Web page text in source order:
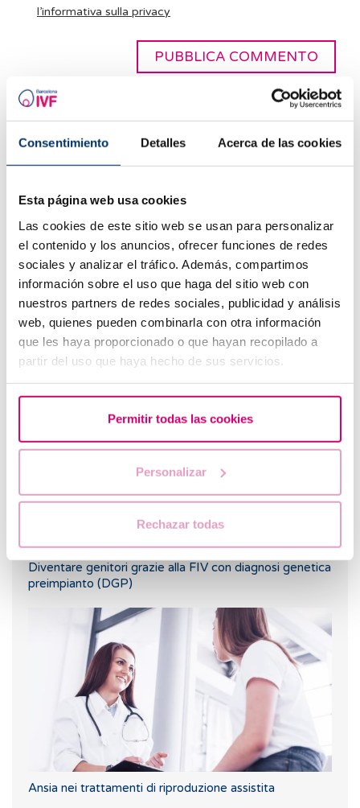
Consentimiento Detalles Acerca de las cookies
Esta página web usa cookies
Las cookies de este sitio web se usan para personalizar
el contenido y los anuncios, ofrecer funciones de redes
sociales y analizar el tráfico. Además, compartimos
información sobre el uso que haga del sitio web con
nuestros partners de redes sociales, publicidad y análisis
web, quienes pueden combinarla con otra información
que les haya proporcionado o que hayan recopilado a
partir del uso que haya hecho de sus servicios.
Permitir todas las cookies
Personalizar
Rechazar todas
l’informativa sulla privacy
Articoli correlati
Donazione di ovuli: Come affrontare l'impatto
emozionale?
Diventare genitori grazie alla FIV con diagnosi genetica
preimpianto (DGP)
Ansia nei trattamenti di riproduzione assistita